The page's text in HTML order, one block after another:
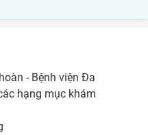
- Bệnh viện Đa
hạng mục khám